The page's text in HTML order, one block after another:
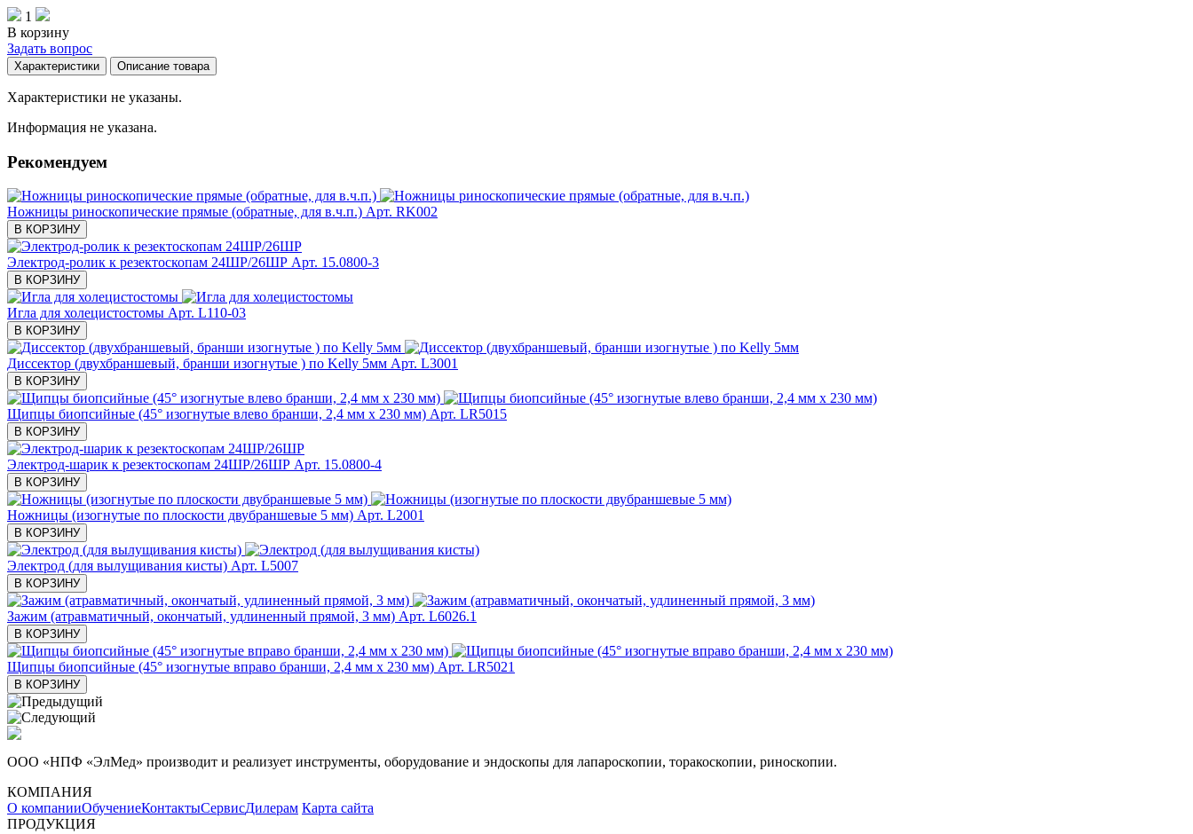
1
В корзину
Задать вопрос
Характеристики Описание товара
Характеристики не указаны.
Информация не указана.
Рекомендуем
Ножницы риноскопические прямые (обратные, для в.ч.п.) Арт. RK002
В КОРЗИНУ
Электрод-ролик к резектоскопам 24ШР/26ШР Арт. 15.0800-3
В КОРЗИНУ
Игла для холецистостомы Арт. L110-03
В КОРЗИНУ
Диссектор (двухбраншевый, бранши изогнутые ) по Kelly 5мм Арт. L3001
В КОРЗИНУ
Щипцы биопсийные (45° изогнутые влево бранши, 2,4 мм х 230 мм) Арт. LR5015
В КОРЗИНУ
Электрод-шарик к резектоскопам 24ШР/26ШР Арт. 15.0800-4
В КОРЗИНУ
Ножницы (изогнутые по плоскости двубраншевые 5 мм) Арт. L2001
В КОРЗИНУ
Электрод (для вылущивания кисты) Арт. L5007
В КОРЗИНУ
Зажим (атравматичный, окончатый, удлиненный прямой, 3 мм) Арт. L6026.1
В КОРЗИНУ
Щипцы биопсийные (45° изогнутые вправо бранши, 2,4 мм х 230 мм) Арт. LR5021
В КОРЗИНУ
ООО «НПФ «ЭлМед» производит и реализует инструменты, оборудование и эндоскопы для лапароскопии, торакоскопии, риноскопии.
КОМПАНИЯ
О компанииОбучениеКонтактыСервисДилерам Карта сайта
ПРОДУКЦИЯ